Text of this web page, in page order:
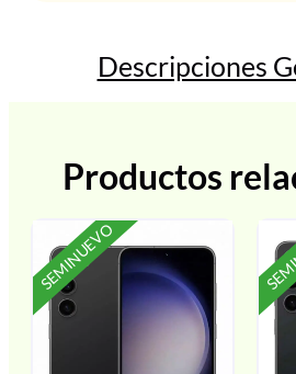
Descripciones
Productos
SEMINUEVO